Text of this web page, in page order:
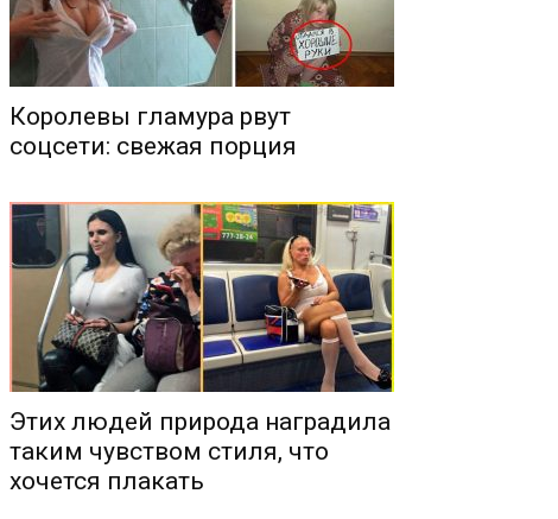
Королевы гламура рвут
соцсети: свежая порция
Этих людей природа наградила
таким чувством стиля, что
хочется плакать